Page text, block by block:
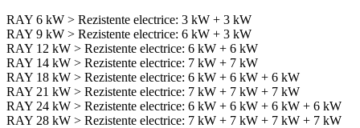
RAY 6 kW > Rezistente electrice: 3 kW + 3 kW
RAY 9 kW > Rezistente electrice: 6 kW + 3 kW
RAY 12 kW > Rezistente electrice: 6 kW + 6 kW
RAY 14 kW > Rezistente electrice: 7 kW + 7 kW
RAY 18 kW > Rezistente electrice: 6 kW + 6 kW + 6 kW
RAY 21 kW > Rezistente electrice: 7 kW + 7 kW + 7 kW
RAY 24 kW > Rezistente electrice: 6 kW + 6 kW + 6 kW + 6 kW
RAY 28 kW > Rezistente electrice: 7 kW + 7 kW + 7 kW + 7 kW